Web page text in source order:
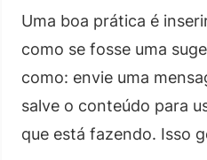
Uma boa prática é
como se fosse uma
como: envie uma
salve o conteúdo para
que está fazendo. Isso